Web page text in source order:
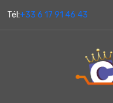
Tél:+33 6 17 91 46 43